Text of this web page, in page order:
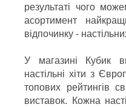
результаті чого
асортимент
відпочинку -
У магазині Кубик
настільні хіти з
топових рейтингів
виставок. Кожна